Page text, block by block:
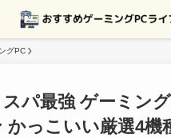
グPC
スパ最強 ゲーミン
かっこいい厳選4機